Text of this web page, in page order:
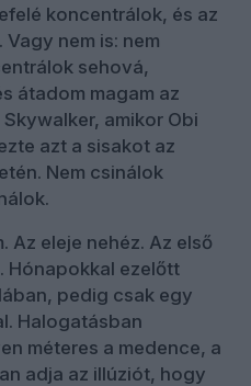
koncentrálok, és az
nem is: nem
sehová,
átadom magam az
amikor Obi
azt a sisakot az
Nem csinálok
eleje nehéz. Az első
Hónapokkal ezelőtt
pedig csak egy
Halogatásban
méteres a medence, a
adja az illúziót, hogy